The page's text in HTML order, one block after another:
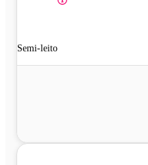
Semi-leito